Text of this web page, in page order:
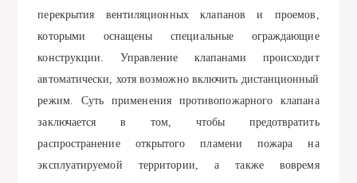
перекрытия вентиляционных клапанов и проемов,
которыми оснащены специальные ограждающие
конструкции. Управление клапанами происходит
автоматически, хотя возможно включить дистанционный
режим. Суть применения противопожарного клапана
заключается в том, чтобы предотвратить
распространение открытого пламени пожара на
эксплуатируемой территории, а также вовремя